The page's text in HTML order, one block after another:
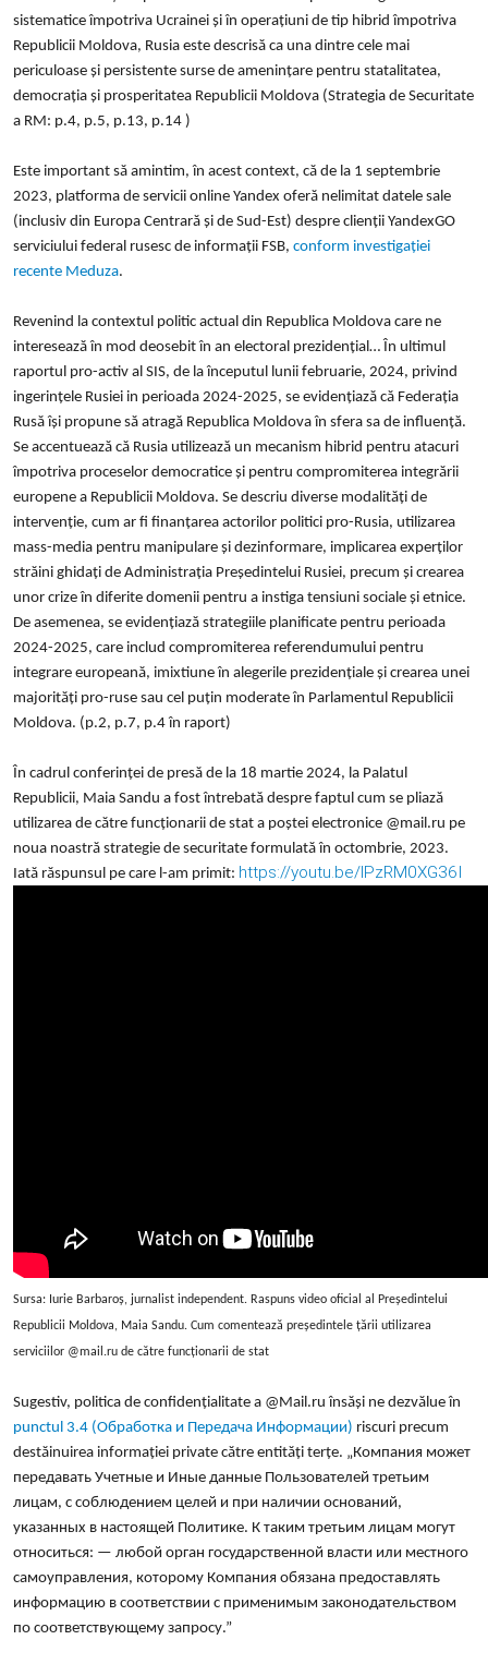
sistematice împotriva Ucrainei și în operațiuni de tip hibrid împotriva
Republicii Moldova, Rusia este descrisă ca una dintre cele mai
periculoase și persistente surse de amenințare pentru statalitatea,
democrația și prosperitatea Republicii Moldova (Strategia de Securitate
a RM: p.4, p.5, p.13, p.14 )
Este important să amintim, în acest context, că de la 1 septembrie
2023, platforma de servicii onlineYandex oferă nelimitat datele sale
(inclusiv din Europa Centrară și de Sud-Est) despre clienții YandexGO
serviciului federal rusesc de informații FSB, conform investigației
recente Meduza.
Revenind la contextul politic actual din Republica Moldova care ne
interesează în mod deosebit în an electoral prezidențial… În ultimul
raportul pro-activ al SIS, de la începutul lunii februarie, 2024, privind
ingerințele Rusiei in perioada 2024-2025, se evidențiază că Federația
Rusă își propune să atragă Republica Moldova în sfera sa de influență.
Se accentuează că Rusia utilizează un mecanism hibrid pentru atacuri
împotriva proceselor democratice și pentru compromiterea integrării
europene a Republicii Moldova. Se descriu diverse modalități de
intervenție, cum ar fi finanțarea actorilor politici pro-Rusia, utilizarea
mass-media pentru manipulare și dezinformare, implicarea experților
străini ghidați de Administrația Președintelui Rusiei, precum și crearea
unor crize în diferite domenii pentru a instiga tensiuni sociale și etnice.
De asemenea, se evidențiază strategiile planificate pentru perioada
2024-2025, care includ compromiterea referendumului pentru
integrare europeană, imixtiune în alegerile prezidențiale și crearea unei
majorități pro-ruse sau cel puțin moderate în Parlamentul Republicii
Moldova. (p.2, p.7, p.4 în raport)
În cadrul conferinței de presă de la 18 martie 2024, la Palatul
Republicii, Maia Sandu a fost întrebată despre faptul cum se pliază
utilizarea de către funcționarii de stat a poștei electronice @mail.ru pe
noua noastră strategie de securitate formulată în octombrie, 2023.
Iată răspunsul pe care l-am primit: https://youtu.be/lPzRM0XG36I
Sursa: Iurie Barbaroș, jurnalist independent. Raspuns video oficial al Președintelui
Republicii Moldova, Maia Sandu. Cum comentează președintele țării utilizarea
serviciilor @mail.ru de către funcționarii de stat
Sugestiv, politica de confidențialitate a @Mail.ru însăși ne dezvălue în
punctul 3.4 (Обработка и Передача Информации) riscuri precum
destăinuirea informației private către entități terțe. „Компания может
передавать Учетные и Иные данные Пользователей третьим
лицам, с соблюдением целей и при наличии оснований,
указанных в настоящей Политике. К таким третьим лицам могут
относиться: — любой орган государственной власти или местного
самоуправления, которому Компания обязана предоставлять
информацию в соответствии с применимым законодательством
по соответствующему запросу.”